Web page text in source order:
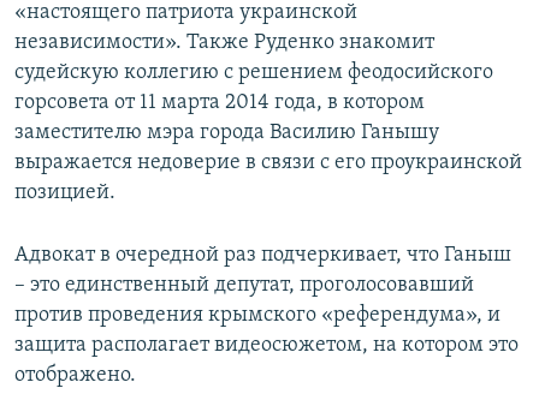
«настоящего патриота украинской
независимости». Также Руденко знакомит
судейскую коллегию с решением феодосийского
горсовета от 11 марта 2014 года, в котором
заместителю мэра города Василию Ганышу
выражается недоверие в связи с его проукраинской
позицией.
Адвокат в очередной раз подчеркивает, что Ганыш
– это единственный депутат, проголосовавший
против проведения крымского «референдума», и
защита располагает видеосюжетом, на котором это
отображено.